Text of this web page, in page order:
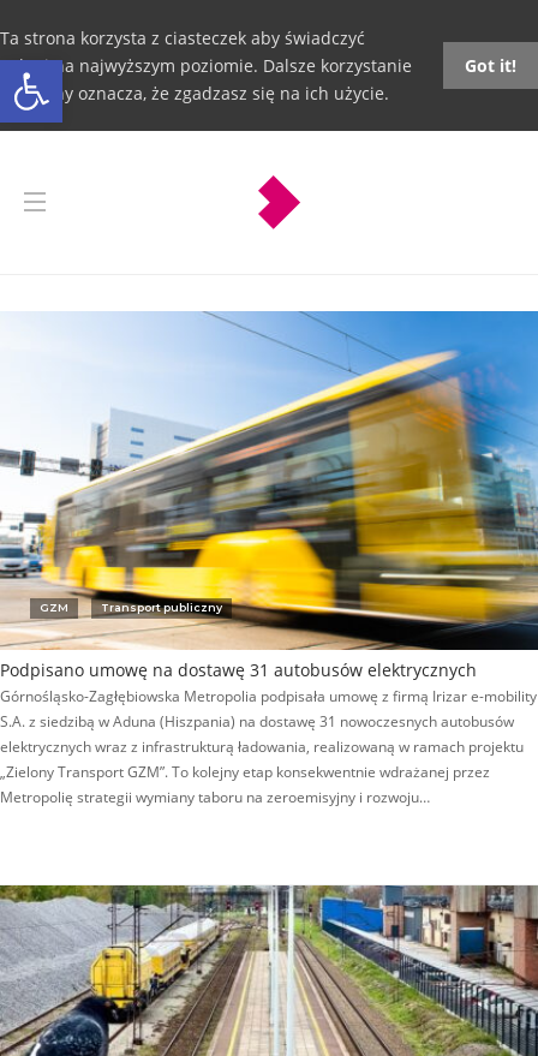
Otwórz pasek narzędzi
Ta strona korzysta z ciasteczek aby świadczyć
usługi na najwyższym poziomie. Dalsze korzystanie
ze strony oznacza, że zgadzasz się na ich użycie.
Got it!
GZM Transport publiczny
Podpisano umowę na dostawę 31 autobusów elektrycznych
Górnośląsko-Zagłębiowska Metropolia podpisała umowę z firmą Irizar e-mobility
S.A. z siedzibą w Aduna (Hiszpania) na dostawę 31 nowoczesnych autobusów
elektrycznych wraz z infrastrukturą ładowania, realizowaną w ramach projektu
„Zielony Transport GZM”. To kolejny etap konsekwentnie wdrażanej przez
Metropolię strategii wymiany taboru na zeroemisyjny i rozwoju…